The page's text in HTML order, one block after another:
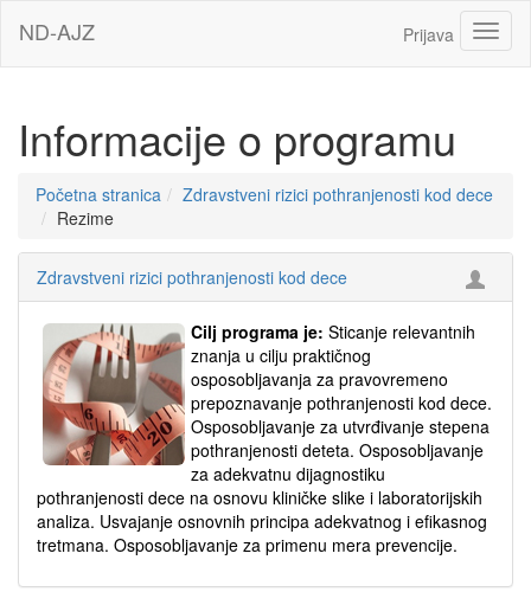
ND-AJZ Prijava
Informacije o programu
Početna stranica
Zdravstveni rizici pothranjenosti kod dece
Rezime
Zdravstveni rizici pothranjenosti kod dece
Cilj programa je: Sticanje relevantnih
znanja u cilju praktičnog
osposobljavanja za pravovremeno
prepoznavanje pothranjenosti kod dece.
Osposobljavanje za utvrđivanje stepena
pothranjenosti deteta. Osposobljavanje
za adekvatnu dijagnostiku
pothranjenosti dece na osnovu kliničke slike i laboratorijskih
analiza. Usvajanje osnovnih principa adekvatnog i efikasnog
tretmana. Osposobljavanje za primenu mera prevencije.